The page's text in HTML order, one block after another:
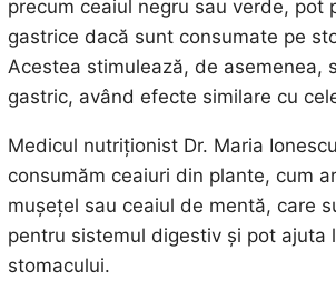
precum ceaiul negru sau verde, pot
gastrice dacă sunt consumate pe
Acestea stimulează, de asemenea,
gastric, având efecte similare cu
Medicul nutriționist Dr. Maria
consumăm ceaiuri din plante, cum
mușețel sau ceaiul de mentă, care
pentru sistemul digestiv și pot ajuta
stomacului.